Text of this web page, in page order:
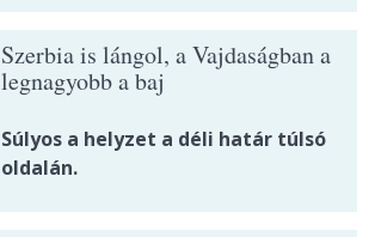
Szerbia is lángol, a Vajdaságban a
legnagyobb a baj
Súlyos a helyzet a déli határ túlsó
oldalán.